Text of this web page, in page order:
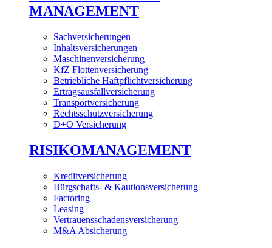
MANAGEMENT
Sachversicherungen
Inhaltsversicherungen
Maschinenversicherung
KfZ Flottenversicherung
Betriebliche Haftpflichtversicherung
Ertragsausfallversicherung
Transportversicherung
Rechtsschutzversicherung
D+O Versicherung
RISIKOMANAGEMENT
Kreditversicherung
Bürgschafts- & Kautionsversicherung
Factoring
Leasing
Vertrauensschadensversicherung
M&A Absicherung